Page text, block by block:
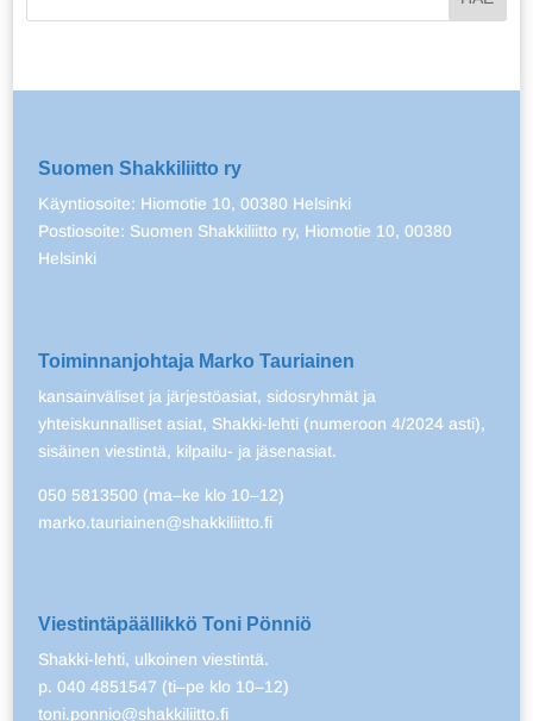
Suomen Shakkiliitto ry
Käyntiosoite: Hiomotie 10, 00380 Helsinki
Postiosoite: Suomen Shakkiliitto ry, Hiomotie 10, 00380
Helsinki
Toiminnanjohtaja Marko Tauriainen
kansainväliset ja järjestöasiat, sidosryhmät ja
yhteiskunnalliset asiat, Shakki-lehti (numeroon 4/2024 asti),
sisäinen viestintä, kilpailu- ja jäsenasiat.
050 5813500 (ma–ke klo 10–12)
marko.tauriainen@shakkiliitto.fi
Viestintäpäällikkö Toni Pönniö
Shakki-lehti, ulkoinen viestintä.
p. 040 4851547 (ti–pe klo 10–12)
toni.ponnio@shakkiliitto.fi